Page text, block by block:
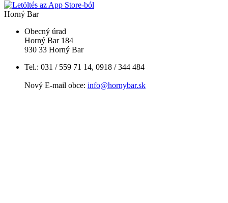
Horný Bar
Obecný úrad
Horný Bar 184
930 33 Horný Bar
Tel.: 031 / 559 71 14, 0918 / 344 484
Nový E-mail obce: info@hornybar.sk